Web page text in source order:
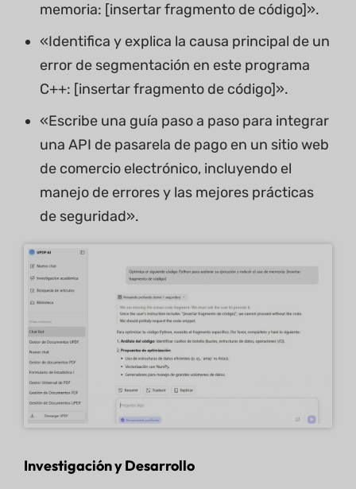
memoria: [insertar fragmento de código]».
«Identifica y explica la causa principal de un
error de segmentación en este programa
C++: [insertar fragmento de código]».
«Escribe una guía paso a paso para integrar
una API de pasarela de pago en un sitio web
de comercio electrónico, incluyendo el
manejo de errores y las mejores prácticas
de seguridad».
Investigación y Desarrollo